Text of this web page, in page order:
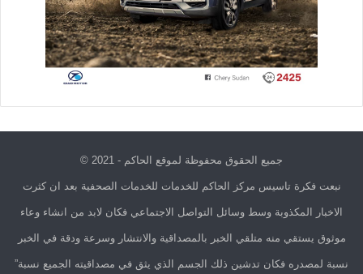
جميع الحقوق محفوظة لموقع الحاكم - 2021 ©
نبعت فكرة تاسيس مركز الحاكم للخدمات للخدمات الصحفية بعد ان كثرت
الاخبار المكذوبة وسط وسائل التواصل الاجتماعي فكان لابد من انشاء وعاء
موثوق يستقي منه متلقي الخبر بالمصداقية والانتشار وسرعة ودقة في الخبر
نسبة لمصدره فكان تدشين ذلك الجسم الذي يثق في مصداقيته الجميع نسبة”